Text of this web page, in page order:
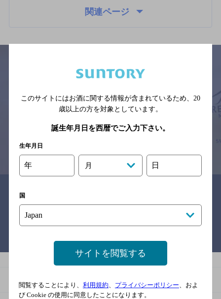
関連ページ
※それぞれのお店のメニューや営業時間などの掲載情報については、
予告なしに変更されることがありますので、
す。
このサイトにはお酒に関する情報が含まれているため、 20
歳以上の方を対象としています。
誕生年月日を西暦でご入力下さい。
生年月日
年 月 日
国
サイトを閲覧する
閲覧することにより、 利用規約、 プライバシーポリシー、およ
び Cookie の使用に同意したことになります。